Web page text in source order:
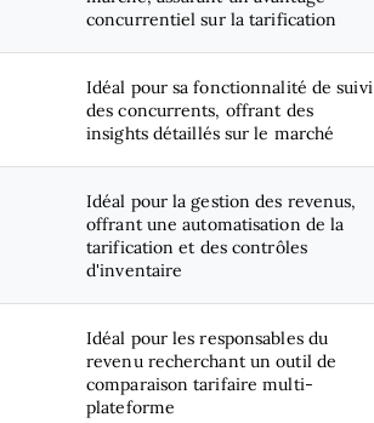
concurrentiel sur la tarification
Idéal pour sa fonctionnalité de suivi
des concurrents, offrant des
insights détaillés sur le marché
Idéal pour la gestion des revenus,
offrant une automatisation de la
tarification et des contrôles
d'inventaire
Idéal pour les responsables du
revenu recherchant un outil de
comparaison tarifaire multi-
plateforme